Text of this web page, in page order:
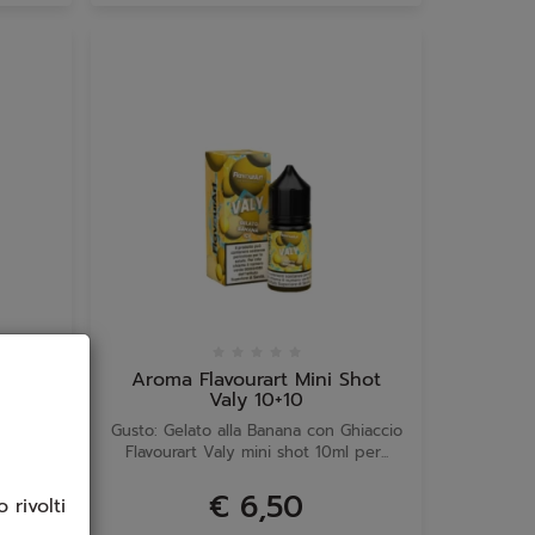
Aroma Flavourart Mini Shot
Valy 10+10
Gusto: Gelato alla Banana con Ghiaccio
Flavourart Valy mini shot 10ml per...
€ 6,50
rivolti